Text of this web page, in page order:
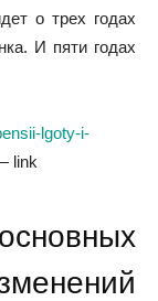
о трех годах
И пяти годах
lgoty-i-
link